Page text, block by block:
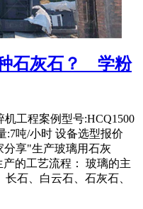
石灰石？ _ 学粉
工程案例型号:HCQ1500
:7吨/小时 设备选型报价
分享"生产玻璃用石灰
的工艺流程： 玻璃的主
石、白云石、石灰石、